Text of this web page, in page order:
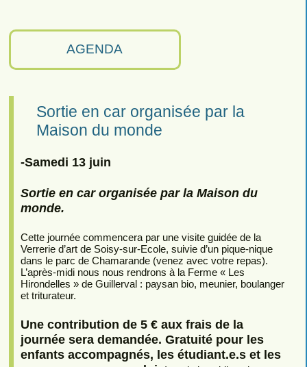
AGENDA
Sortie en car organisée par la
Maison du monde
-Samedi 13 juin
Sortie en car organisée par la Maison du
monde.
Cette journée commencera par une visite guidée de la
Verrerie d’art de Soisy-sur-Ecole, suivie d’un pique-nique
dans le parc de Chamarande (venez avec votre repas).
L’après-midi nous nous rendrons à la Ferme « Les
Hirondelles » de Guillerval : paysan bio, meunier, boulanger
et triturateur.
Une contribution de 5 € aux frais de la
journée sera demandée. Gratuité pour les
enfants accompagnés, les étudiant.e.s et les